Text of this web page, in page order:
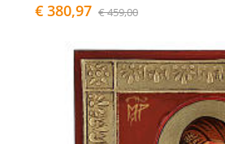
€ 380,97 € 459,00